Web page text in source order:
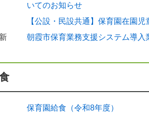
いてのお知らせ
【公設・民設共通】保育園在園
朝霞市保育業務支援システム導
保育園給食（令和8年度）